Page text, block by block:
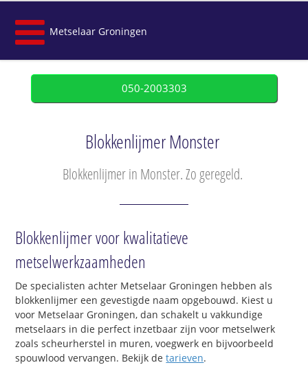
Metselaar Groningen
050-2003303
Blokkenlijmer Monster
Blokkenlijmer in Monster. Zo geregeld.
Blokkenlijmer voor kwalitatieve
metselwerkzaamheden
De specialisten achter Metselaar Groningen hebben als
blokkenlijmer een gevestigde naam opgebouwd. Kiest u
voor Metselaar Groningen, dan schakelt u vakkundige
metselaars in die perfect inzetbaar zijn voor metselwerk
zoals scheurherstel in muren, voegwerk en bijvoorbeeld
spouwlood vervangen. Bekijk detarieven.